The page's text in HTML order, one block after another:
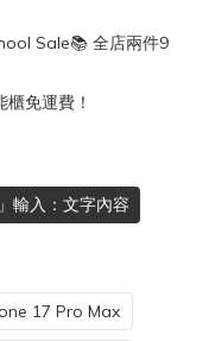
Sale📚 全店兩件9
免運費！
輸入：文字內容
17 Pro Max